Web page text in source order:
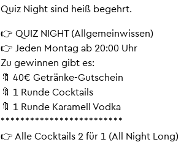
Quiz Night sind heiß be­gehrt.
👉 QUIZ NIGHT (All­ge­mein­wis­sen)
👉 Jeden Mon­tag ab 20:00 Uhr
Zu ge­win­nen gibt es:
🔖 40€ Ge­trän­ke-Gut­schein
🔖 1 Runde Cock­tails
🔖 1 Runde Ka­ra­mell Vodka
*************************
👉 Alle Cock­tails 2 für 1 (All Night Long)